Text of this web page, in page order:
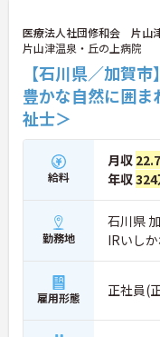
医療法人社団修和会 片山
片山津温泉・丘の上病院
【石川県／加賀
豊かな自然に囲
祉士＞
給料
月収
年収324
勤務地
石川県
IRいし
雇用形態 正社員(